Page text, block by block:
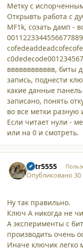
Метку с
Открывть работа с
MF1k, созать дамп -
вввввввввввв, биты
запись, поднести
какие данные
записано, понять
во все метки
Если читает нули -
или на 0 и смотреть.
petr5555
Опубликовано30
Ну так правильно.
Ключ А никогда не
А эксперименты с
производить очень
Иначе ключик легко